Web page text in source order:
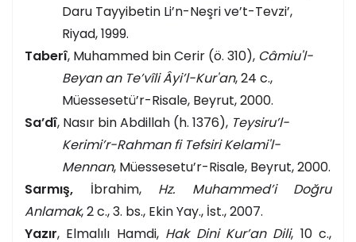
Daru Tayyibetin Li’n-Neşri ve’t-Tevzi’,
Riyad, 1999.
Taberî, Muhammed bin Cerir (ö. 310), Câmiu'l-
Beyan an Te’vîli Âyi’l-Kur'an, 24 c.,
Müessesetü’r-Risale, Beyrut, 2000.
Sa’dî, Nasır bin Abdillah (h. 1376), Teysiru’l-
Kerimi’r-Rahman fi Tefsiri Kelami'l-
Mennan, Müessesetu’r-Risale, Beyrut, 2000.
Sarmış, İbrahim, Hz. Muhammed’i Doğru
Anlamak, 2 c., 3. bs., Ekin Yay., İst., 2007.
Yazır, Elmalılı Hamdi, Hak Dini Kur’an Dili, 10 c.,